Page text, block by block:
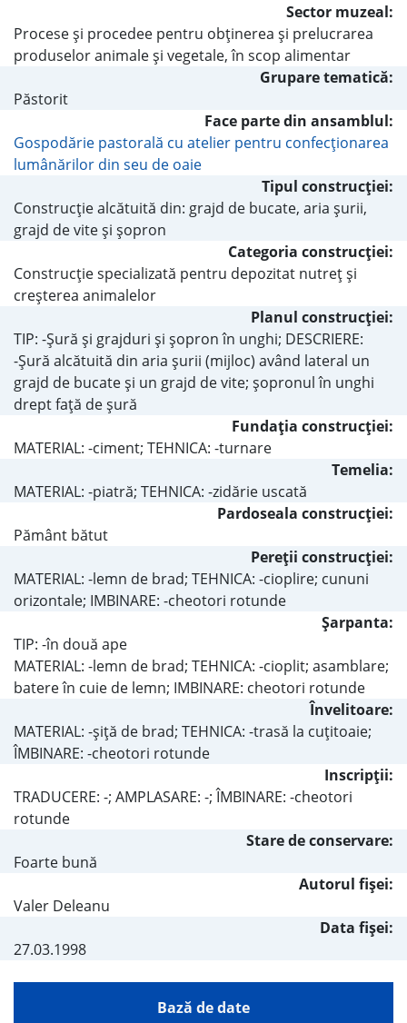
Sector muzeal:
Procese şi procedee pentru obţinerea şi prelucrarea
produselor animale şi vegetale, în scop alimentar
Grupare tematică:
Păstorit
Face parte din ansamblul:
Gospodărie pastorală cu atelier pentru confecţionarea
lumânărilor din seu de oaie
Tipul construcţiei:
Construcţie alcătuită din: grajd de bucate, aria şurii,
grajd de vite şi şopron
Categoria construcţiei:
Construcţie specializată pentru depozitat nutreţ şi
creşterea animalelor
Planul construcţiei:
TIP: -Şură şi grajduri şi şopron în unghi; DESCRIERE:
-Şură alcătuită din aria şurii (mijloc) având lateral un
grajd de bucate şi un grajd de vite; şopronul în unghi
drept faţă de şură
Fundaţia construcţiei:
MATERIAL: -ciment; TEHNICA: -turnare
Temelia:
MATERIAL: -piatră; TEHNICA: -zidărie uscată
Pardoseala construcţiei:
Pământ bătut
Pereţii construcţiei:
MATERIAL: -lemn de brad; TEHNICA: -cioplire; cununi
orizontale; IMBINARE: -cheotori rotunde
Şarpanta:
TIP: -în două ape
MATERIAL: -lemn de brad; TEHNICA: -cioplit; asamblare;
batere în cuie de lemn; IMBINARE: cheotori rotunde
Învelitoare:
MATERIAL: -şiţă de brad; TEHNICA: -trasă la cuţitoaie;
ÎMBINARE: -cheotori rotunde
Inscripţii:
TRADUCERE: -; AMPLASARE: -; ÎMBINARE: -cheotori
rotunde
Stare de conservare:
Foarte bună
Autorul fişei:
Valer Deleanu
Data fișei:
27.03.1998
Bază de date